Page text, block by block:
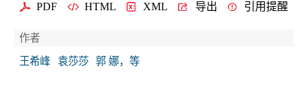
PDF HTML XML 导出 引用提醒
作者
王希峰
袁莎莎 郭 娜，等